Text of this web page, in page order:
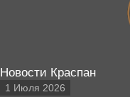
Новости Краспан
1 Июля 2026